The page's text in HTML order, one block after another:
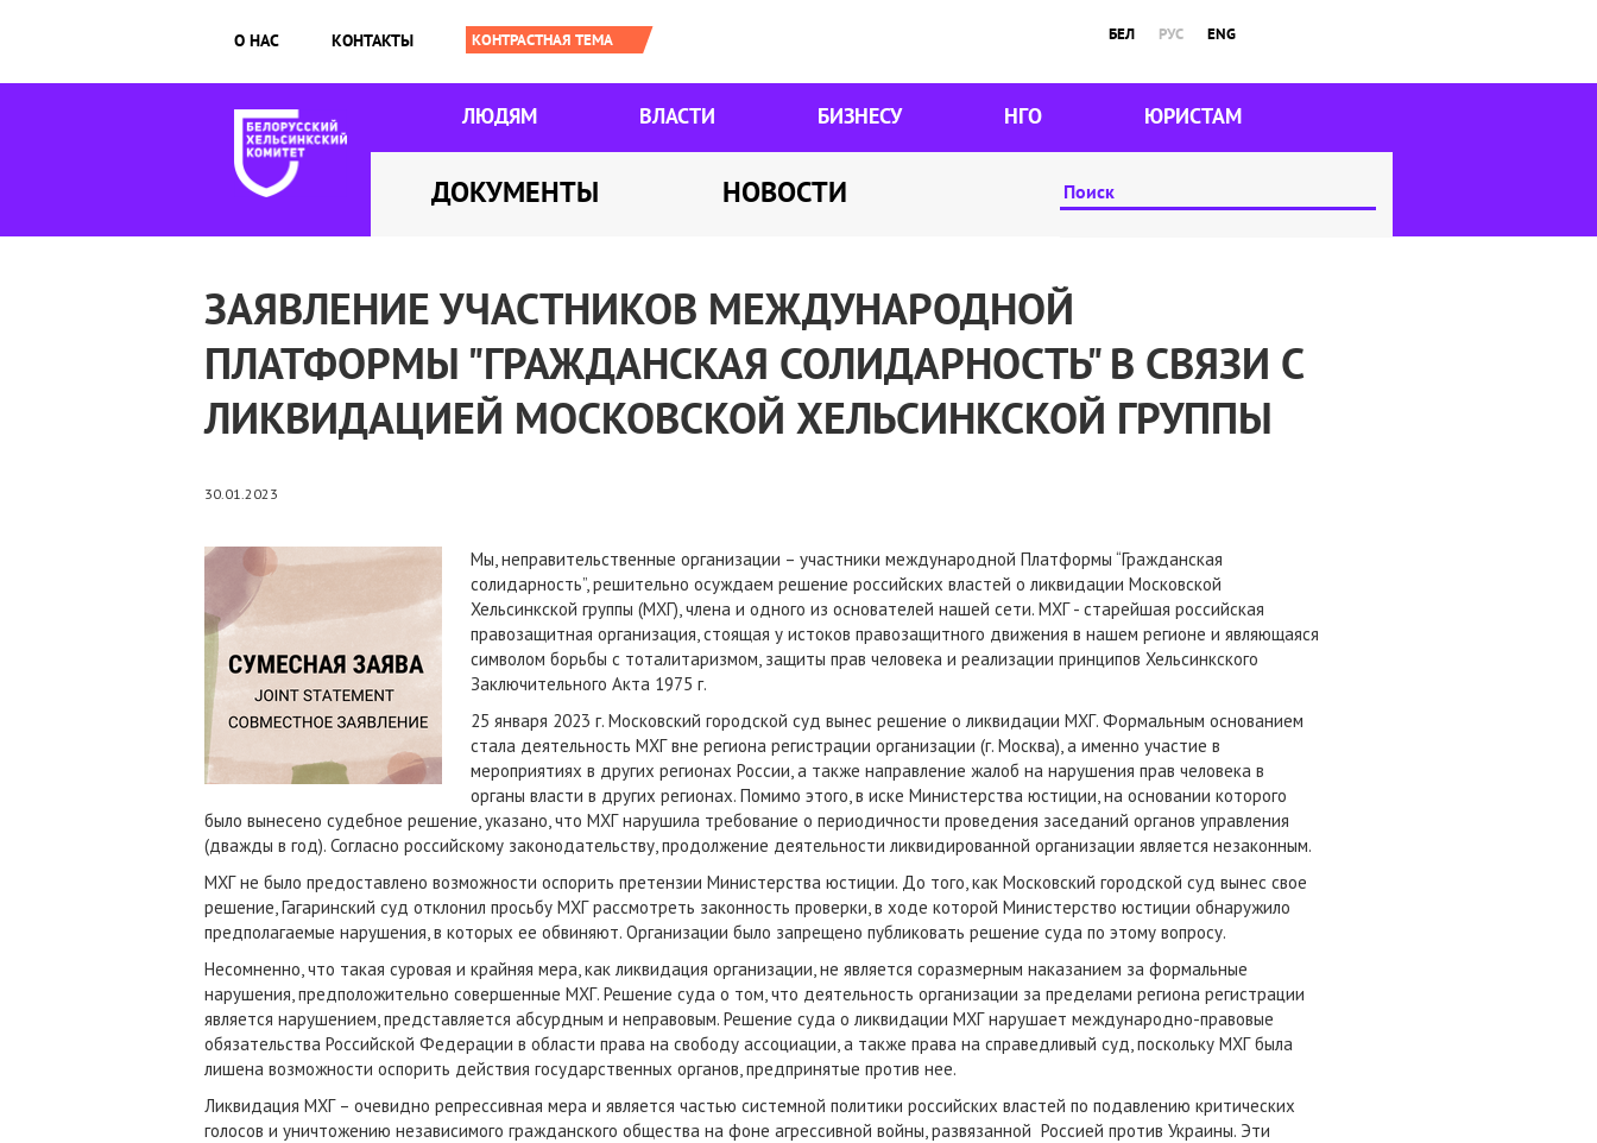
О НАС КОНТАКТЫ БЕЛ РУС ENG
ЛЮДЯМ ВЛАСТИ БИЗНЕСУ НГО ЮРИСТАМ
ДОКУМЕНТЫ НОВОСТИ
ЗАЯВЛЕНИЕ УЧАСТНИКОВ МЕЖДУНАРОДНОЙ
ПЛАТФОРМЫ "ГРАЖДАНСКАЯ СОЛИДАРНОСТЬ" В СВЯЗИ С
ЛИКВИДАЦИЕЙ МОСКОВСКОЙ ХЕЛЬСИНКСКОЙ ГРУППЫ
30.01.2023
Мы, неправительственные организации – участники международной Платформы “Гражданская
солидарность”, решительно осуждаем решение российских властей о ликвидации Московской
Хельсинкской группы (МХГ), члена и одного из основателей нашей сети. МХГ - старейшая российская
правозащитная организация, стоящая у истоков правозащитного движения в нашем регионе и являющаяся
символом борьбы с тоталитаризмом, защиты прав человека и реализации принципов Хельсинкского
Заключительного Акта 1975 г.
25 января 2023 г. Московский городской суд вынес решение о ликвидации МХГ. Формальным основанием
стала деятельность МХГ вне региона регистрации организации (г. Москва), а именно участие в
мероприятиях в других регионах России, а также направление жалоб на нарушения прав человека в
органы власти в других регионах. Помимо этого, в иске Министерства юстиции, на основании которого
было вынесено судебное решение, указано, что МХГ нарушила требование о периодичности проведения заседаний органов управления
(дважды в год). Согласно российскому законодательству, продолжение деятельности ликвидированной организации является незаконным.
МХГ не было предоставлено возможности оспорить претензии Министерства юстиции. До того, как Московский городской суд вынес свое
решение, Гагаринский суд отклонил просьбу МХГ рассмотреть законность проверки, в ходе которой Министерство юстиции обнаружило
предполагаемые нарушения, в которых ее обвиняют. Организации было запрещено публиковать решение суда по этому вопросу.
Несомненно, что такая суровая и крайняя мера, как ликвидация организации, не является соразмерным наказанием за формальные
нарушения, предположительно совершенные МХГ. Решение суда о том, что деятельность организации за пределами региона регистрации
является нарушением, представляется абсурдным и неправовым. Решение суда о ликвидации МХГ нарушает международно-правовые
обязательства Российской Федерации в области права на свободу ассоциации, а также права на справедливый суд, поскольку МХГ была
лишена возможности оспорить действия государственных органов, предпринятые против нее.
Ликвидация МХГ – очевидно репрессивная мера и является частью системной политики российских властей по подавлению критических
голосов и уничтожению независимого гражданского общества на фоне агрессивной войны, развязанной Россией против Украины. Эти